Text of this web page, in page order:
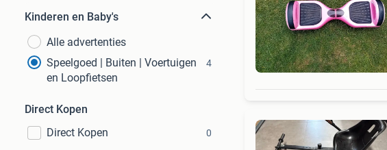
Kinderen en Baby's
Alle advertenties
Speelgoed | Buiten | Voertuigen
en Loopfietsen
4
Direct Kopen
Direct Kopen
0